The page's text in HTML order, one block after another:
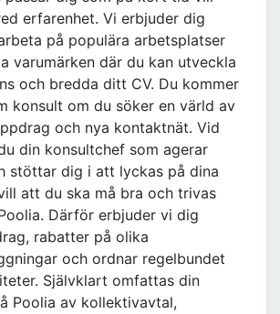
erfarenhet. Vi erbjuder dig
på populära arbetsplatser
varumärken där du kan utveckla
och bredda ditt CV. Du kommer
konsult om du söker en värld av
och nya kontaktnät. Vid
din konsultchef som agerar
stöttar dig i att lyckas på dina
att du ska må bra och trivas
Därför erbjuder vi dig
rabatter på olika
och ordnar regelbundet
Självklart omfattas din
Poolia av kollektivavtal,